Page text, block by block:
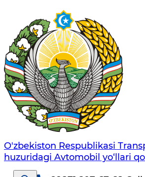
O'zbekiston Respublikasi
huzuridagi Avtomobil yo‘llari